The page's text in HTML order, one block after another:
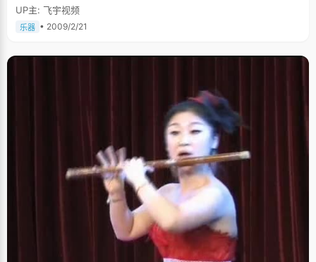
UP主: 飞宇视频
乐器 • 2009/2/21